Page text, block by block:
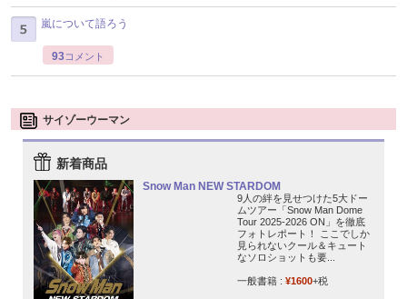
嵐について語ろう
93コメント
サイゾーウーマン
新着商品
Snow Man NEW STARDOM
9人の絆を見せつけた5大ドー
ムツアー「Snow Man Dome
Tour 2025-2026 ON」を徹底
フォトレポート！ ここでしか
見られないクール＆キュート
なソロショットも要...
一般書籍 : ¥1600+税